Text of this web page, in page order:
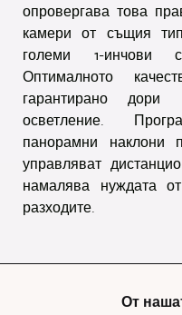
опровергава това
камери от същия
големи 1-инчови
Оптималното
гарантирано
осветление.
панорамни наклони
управляват
намалява нуждата
разходите.
От